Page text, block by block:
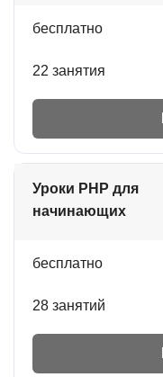
бесплатно
22 занятия
Уроки PHP для
начинающих
бесплатно
28 занятий